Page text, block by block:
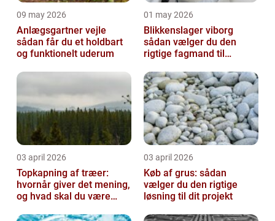
09 may 2026
Anlægsgartner vejle
sådan får du et holdbart
og funktionelt uderum
01 may 2026
Blikkenslager viborg
sådan vælger du den
rigtige fagmand til
03 april 2026
Topkapning af træer:
hvornår giver det mening,
og hvad skal du være
03 april 2026
Køb af grus: sådan
vælger du den rigtige
løsning til dit projekt